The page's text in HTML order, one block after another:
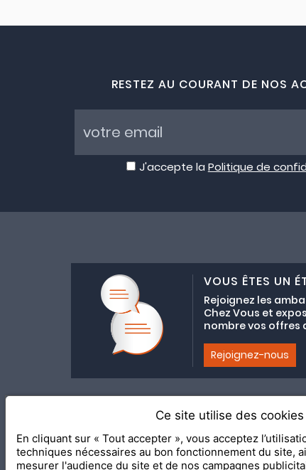
RESTEZ AU COURANT DE NOS
J'accepte la Politique de
VOUS ÊTES UN
Rejoignez les
Chez Vous et
nombre vos offres
Rejoignez-nous
Adhésion au
2020 Le Meilleur Chez
Ce site utilise des cookies
En cliquant sur « Tout accepter », vous acceptez
techniques nécessaires au bon fonctionnement du site,
mesurer l'audience du site et de nos campagnes